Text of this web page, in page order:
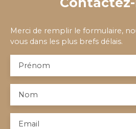
Merci de remplir le formulaire,
vous dans les plus brefs délais.
Prénom
Nom
Email